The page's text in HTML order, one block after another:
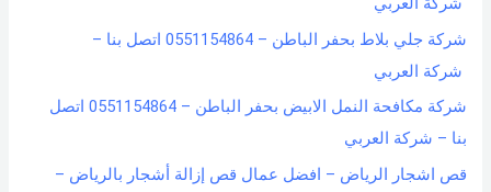
شركة جلي بلاط بحفر الباطن – 0551154864 اتصل بنا –
شركة العربي
شركة مكافحة النمل الابيض بحفر الباطن – 0551154864 اتصل
بنا – شركة العربي
قص اشجار الرياض – افضل عمال قص إزالة أشجار بالرياض –